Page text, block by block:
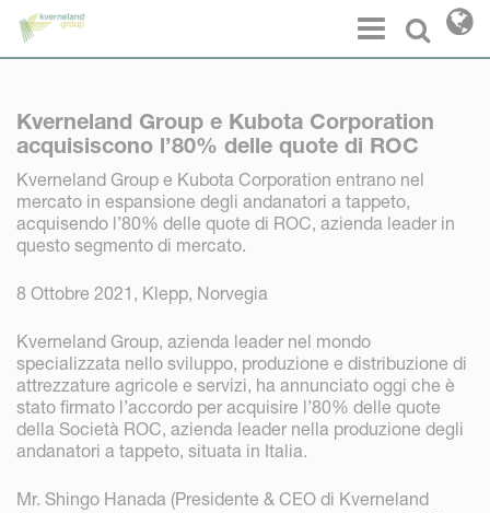
Select
Menu
Kverneland Group e Kubota Corporation
acquisiscono l’80% delle quote di ROC
Kverneland Group e Kubota Corporation entrano nel
mercato in espansione degli andanatori a tappeto,
acquisendo l’80% delle quote di ROC, azienda leader in
questo segmento di mercato.
8 Ottobre 2021, Klepp, Norvegia
Kverneland Group, azienda leader nel mondo
specializzata nello sviluppo, produzione e distribuzione di
attrezzature agricole e servizi, ha annunciato oggi che è
stato firmato l’accordo per acquisire l’80% delle quote
della Società ROC, azienda leader nella produzione degli
andanatori a tappeto, situata in Italia.
Mr. Shingo Hanada (Presidente & CEO di Kverneland
Pannello di gestione dei cookies